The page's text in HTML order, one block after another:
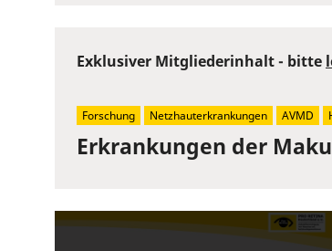
Erkrankungen der
Exklusiver Mitgliederinhalt - bitte
Forschung Netzhauterkrankungen AVMD